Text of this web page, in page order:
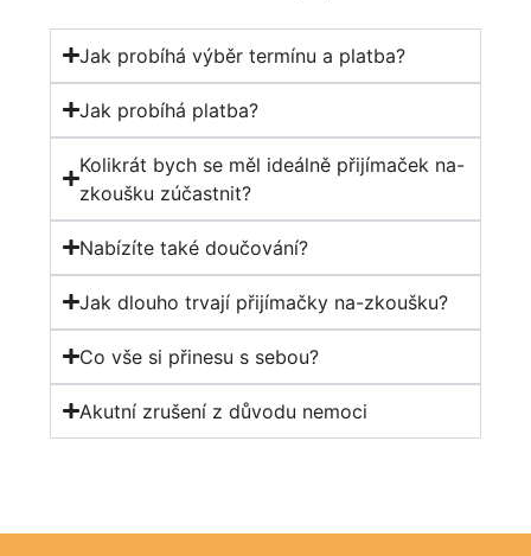
Jak probíhá výběr termínu a platba?
Jak probíhá platba?
Kolikrát bych se měl ideálně přijímaček na-
zkoušku zúčastnit?
Nabízíte také doučování?
Jak dlouho trvají přijímačky na-zkoušku?
Co vše si přinesu s sebou?
Akutní zrušení z důvodu nemoci